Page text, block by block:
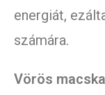
energiát,
számára.
Vörös